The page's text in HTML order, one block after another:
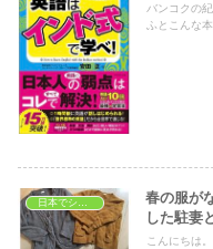
バンコクの
ふとこんな
春の服が
した駐妻
こんにちは